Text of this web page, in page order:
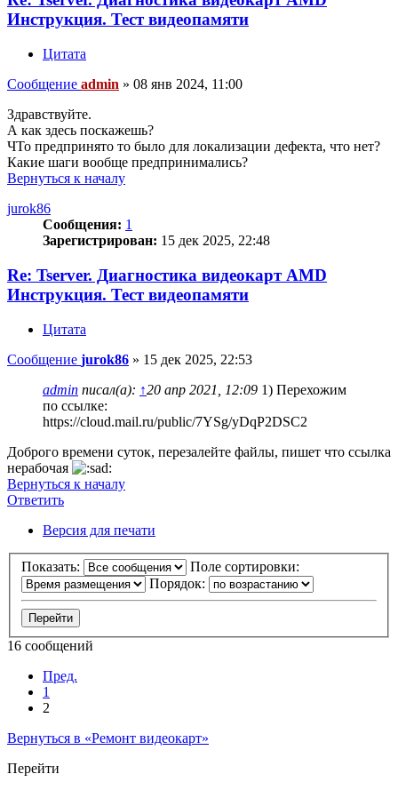
Инструкция. Тест видеопамяти
Цитата
Сообщение admin » 08 янв 2024, 11:00
Здравствуйте.
А как здесь поскажешь?
ЧТо предпринято то было для локализации дефекта, что нет?
Какие шаги вообще предпринимались?
Вернуться к началу
jurok86
Сообщения: 1
Зарегистрирован: 15 дек 2025, 22:48
Re: Tserver. Диагностика видеокарт AMD
Инструкция. Тест видеопамяти
Цитата
Сообщение jurok86 » 15 дек 2025, 22:53
admin писал(а): ↑20 апр 2021, 12:09 1) Перехожим
по ссылке:
https://cloud.mail.ru/public/7YSg/yDqP2DSC2
Доброго времени суток, перезалейте файлы, пишет что ссылка
нерабочая
Вернуться к началу
Ответить
Ответить
Версия для печати
Показать:
Поле сортировки:
Порядок:
16 сообщений
Пред.
1
2
Вернуться в «Ремонт видеокарт»
Перейти